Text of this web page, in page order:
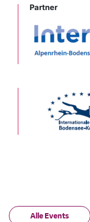
Partner
Alle Events